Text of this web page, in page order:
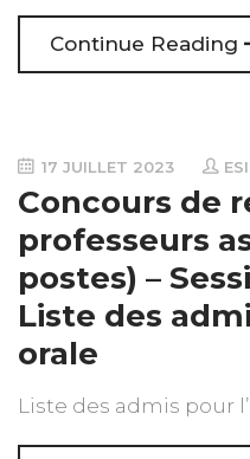
Continue Reading
17 JUILLET 2023 ESI
Concours de
professeurs
postes) –
Liste des
orale
Liste des admis pour